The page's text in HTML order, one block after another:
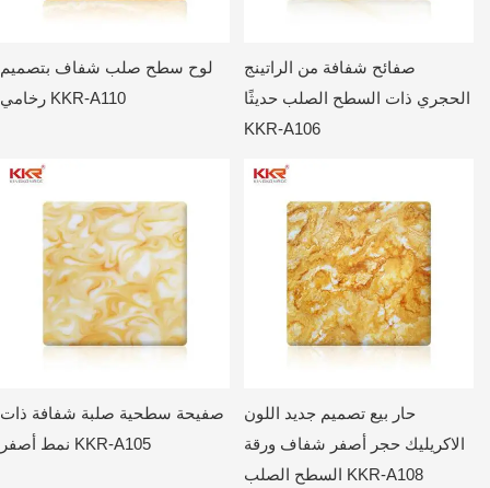
لوح سطح صلب شفاف بتصميم
رخامي KKR-A110
صفائح شفافة من الراتينج
الحجري ذات السطح الصلب حديثًا
KKR-A106
صفيحة سطحية صلبة شفافة ذات
نمط أصفر KKR-A105
حار بيع تصميم جديد اللون
الاكريليك حجر أصفر شفاف ورقة
السطح الصلب KKR-A108